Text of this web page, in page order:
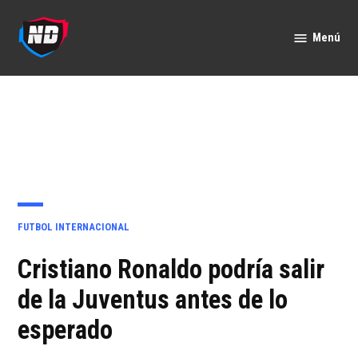
contenido
Menú
PUBLICADO
FUTBOL INTERNACIONAL
Cristiano Ronaldo podría salir
de la Juventus antes de lo
esperado